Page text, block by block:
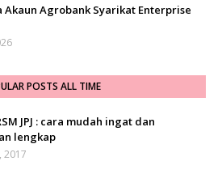
Akaun Agrobank Syarikat Enterprise
POSTS ALL TIME
JPJ : cara mudah ingat dan
lengkap
2017